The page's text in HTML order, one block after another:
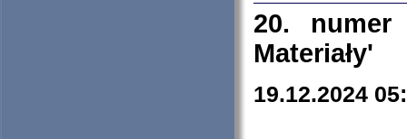
20. numer
Materiały'
19.12.2024